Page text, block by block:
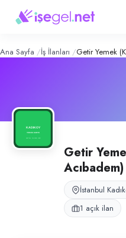
Yemek
Konum:
Getir Yemek Kadıköy
Ana Sayfa İş İlanları Getir Yemek
Getir
Acıbadem)
İstanbul
1 açık ilan